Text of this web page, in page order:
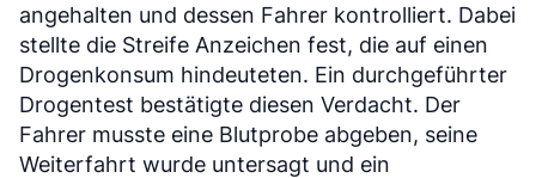
angehalten und dessen Fahrer kontrolliert. Dabei
stellte die Streife Anzeichen fest, die auf einen
Drogenkonsum hindeuteten. Ein durchgeführter
Drogentest bestätigte diesen Verdacht. Der
Fahrer musste eine Blutprobe abgeben, seine
Weiterfahrt wurde untersagt und ein